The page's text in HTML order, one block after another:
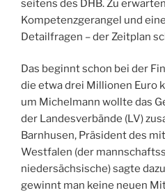
seitens des DHB. Zu
Kompetenzgerangel und
Detailfragen – der Zeitplan
Das beginnt schon bei der
die etwa drei Millionen Euro
um Michelmann wollte das
der Landesverbände (LV)
Barnhusen, Präsident des
Westfalen (der
niedersächsische) sagte
gewinnt man keine neuen